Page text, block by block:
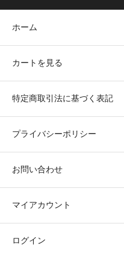
ホーム
カートを見る
特定商取引法に基づく表記
プライバシーポリシー
お問い合わせ
マイアカウント
ログイン